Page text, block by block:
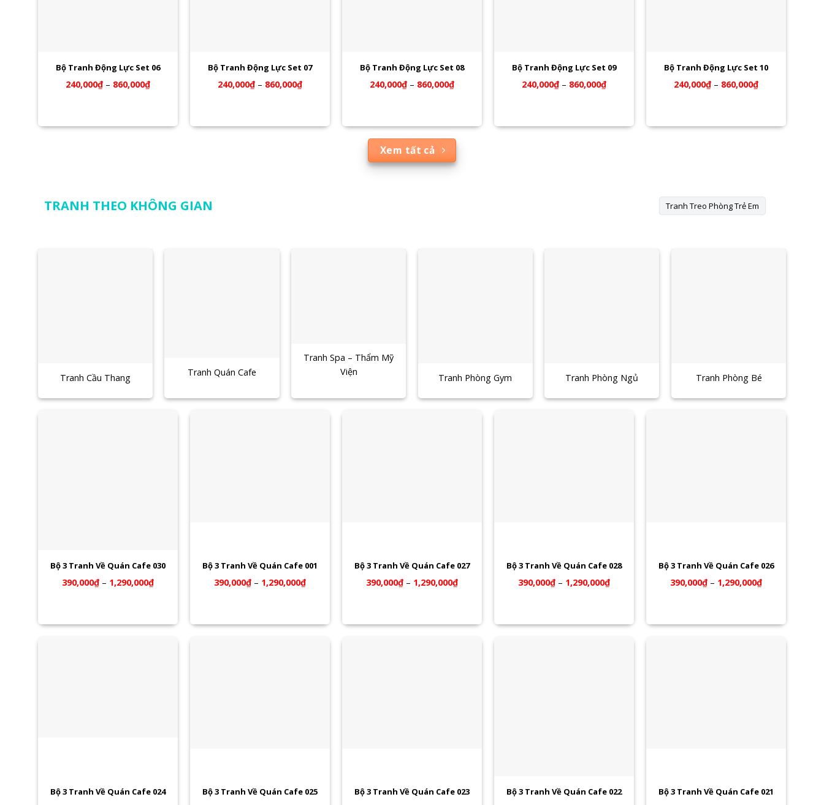
Bộ Tranh Động Lực Set 06
240,000₫ – 860,000₫
Bộ Tranh Động Lực Set 07
240,000₫ – 860,000₫
Bộ Tranh Động Lực Set 08
240,000₫ – 860,000₫
Bộ Tranh Động Lực Set 09
240,000₫ – 860,000₫
Bộ Tranh Động Lực Set 10
240,000₫ – 860,000₫
Xem tất cả
TRANH THEO KHÔNG GIAN Tranh Treo Phòng Trẻ Em
Tranh Cầu Thang Tranh Quán Cafe
Tranh Spa – Thẩm Mỹ
Viện
Tranh Phòng Gym Tranh Phòng Ngủ Tranh Phòng Bé
Bộ 3 Tranh Về Quán Cafe 030
390,000₫ – 1,290,000₫
Bộ 3 Tranh Về Quán Cafe 001
390,000₫ – 1,290,000₫
Bộ 3 Tranh Về Quán Cafe 027
390,000₫ – 1,290,000₫
Bộ 3 Tranh Về Quán Cafe 028
390,000₫ – 1,290,000₫
Bộ 3 Tranh Về Quán Cafe 026
390,000₫ – 1,290,000₫
Bộ 3 Tranh Về Quán Cafe 024 Bộ 3 Tranh Về Quán Cafe 025 Bộ 3 Tranh Về Quán Cafe 023 Bộ 3 Tranh Về Quán Cafe 022 Bộ 3 Tranh Về Quán Cafe 021